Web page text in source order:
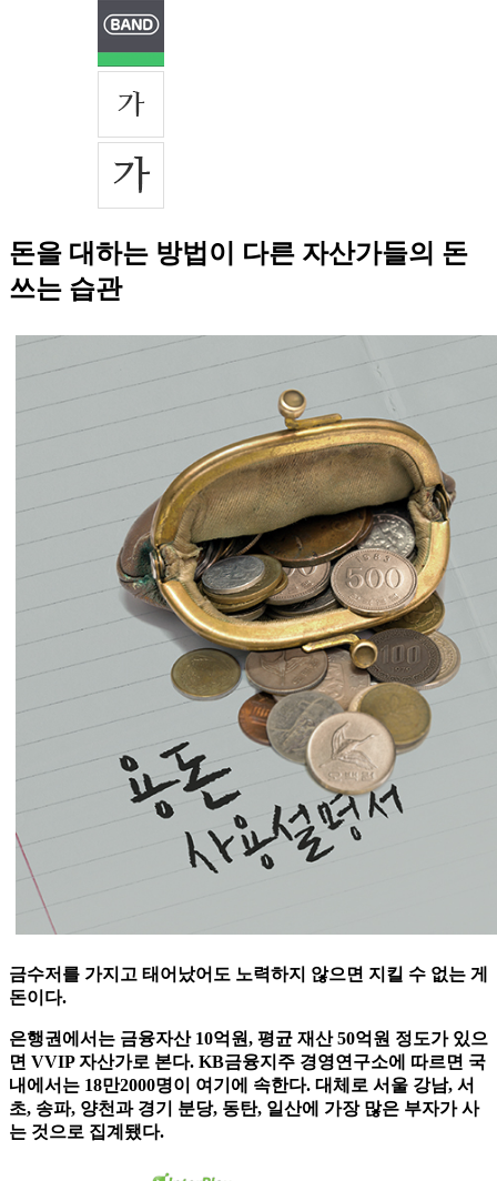
돈을 대하는 방법이 다른 자산가들의 돈
쓰는 습관
금수저를 가지고 태어났어도 노력하지 않으면 지킬 수 없는 게
돈이다.
은행권에서는 금융자산 10억원, 평균 재산 50억원 정도가 있으
면 VVIP 자산가로 본다. KB금융지주 경영연구소에 따르면 국
내에서는 18만2000명이 여기에 속한다. 대체로 서울 강남, 서
초, 송파, 양천과 경기 분당, 동탄, 일산에 가장 많은 부자가 사
는 것으로 집계됐다.